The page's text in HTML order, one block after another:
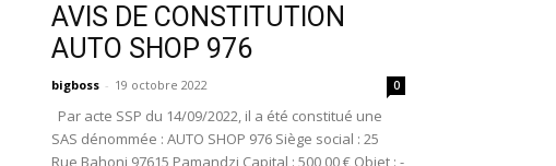
AVIS DE CONSTITUTION
AUTO SHOP 976
bigboss - 19 octobre 2022 0
Par acte SSP du 14/09/2022, il a été constitué une
SAS dénommée : AUTO SHOP 976 Siège social : 25
Rue Bahoni 97615 Pamandzi Capital : 500,00 € Objet : -